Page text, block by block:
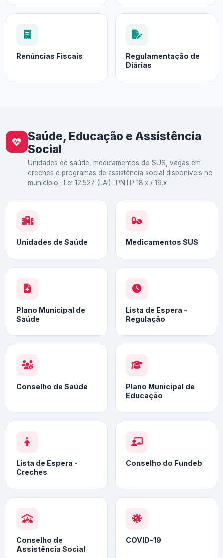
Renúncias Fiscais
Regulamentação de
Diárias
Saúde, Educação e Assistência
Social
Unidades de saúde, medicamentos do SUS, vagas em
creches e programas de assistência social disponíveis no
município · Lei 12.527 (LAI) · PNTP 18.x / 19.x
Unidades de Saúde Medicamentos SUS
Plano Municipal de
Saúde
Lista de Espera -
Regulação
Conselho de Saúde
Plano Municipal de
Educação
Lista de Espera -
Creches
Conselho do Fundeb
Conselho de
Assistência Social
COVID-19